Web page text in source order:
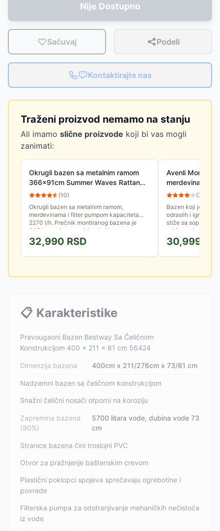
Nije Dostupno
Sačuvaj Podeli
Kontaktirajte nas
Traženi proizvod nemamo na stanju
Ali imamo slične proizvode koji bi vas mogli
zanimati:
Okrugli bazen sa metalnim ramom
366x91cm Summer Waves Rattan
Sa filter pumpom
(10)
Okrugli bazen sa metalnim ramom,
merdevinama i filter pumpom kapaciteta
2270 l/h. Prečnik montiranog bazena je
305cm, a njegova visina je 91cm.
32,990 RSD
Avenli
merdevinama
375102
(3
Bazen koji je
odraslih i igru
stiže sa
održavanje
30,999
📋 Karakteristike
Pravougaoni Bazen Bestway Sa Čeličnom
Konstrukcijom 400 x 211 x 81 cm 56424
Dimenzija bazena 400cm x 211/276cm x 73/81 cm
Nadzemni bazen sa čeličnom konstrukcijom
Snažni čelični nosači otporni na koroziju
Zapremina bazena
(90%)
5700 litara vode, dubina vode 73
cm
Stranice bazena čini troslojni PVC
Otvor za pražnjenje baštenskim crevom
Plastični poklopci spojeva sprečavaju ogrebotine i
povrede
Filterska pumpa za odstranjivanje mehaničkih nečistoća
iz vode